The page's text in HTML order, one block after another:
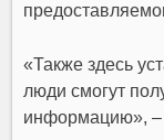
«Также здесь
люди смогут
информацию»,